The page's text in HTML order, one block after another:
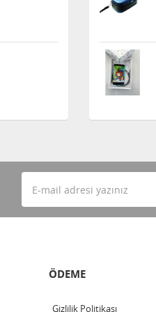
ÖDEME
Gizlilik Politikası